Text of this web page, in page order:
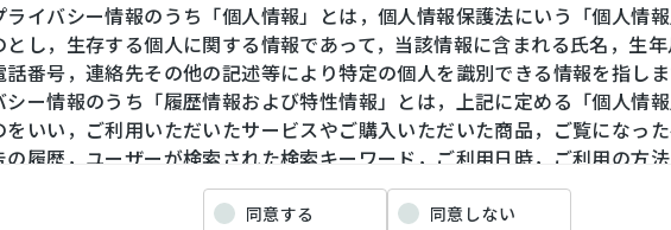
ライバシー情報のうち「個人情報」とは，個人情報保護法にいう「個人情
とし，生存する個人に関する情報であって，当該情報に含まれる氏名，生年
話番号，連絡先その他の記述等により特定の個人を識別できる情報を指し
シー情報のうち「履歴情報および特性情報」とは，上記に定める「個人情
をいい，ご利用いただいたサービスやご購入いただいた商品，ご覧になっ
の履歴，ユーザーが検索された検索キーワード，ご利用日時，ご利用の方
境，郵便番号や性別，職業，年齢，ユーザーのIPアドレス，クッキー情報，位
末の個体識別情報などを指します。
同意する 同意しない